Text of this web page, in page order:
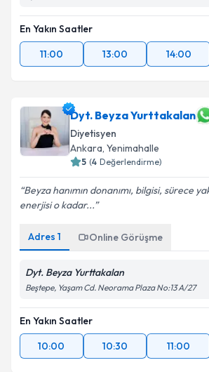
En Yakın Saatler
11:00
13:00 14:00
Dyt. Beyza Yurttakalan
Diyetisyen
Ankara, Yenimahalle
5 (4 Değerlendirme)
Beyza hanımın donanımı, bilgisi, sürece
enerjisi o kadar...
Adres 1 Online Görüşme
Dyt. Beyza Yurttakalan
Beştepe, Yaşam Cd. Neorama Plaza No:13 A/27
En Yakın Saatler
10:00
10:30 11:00